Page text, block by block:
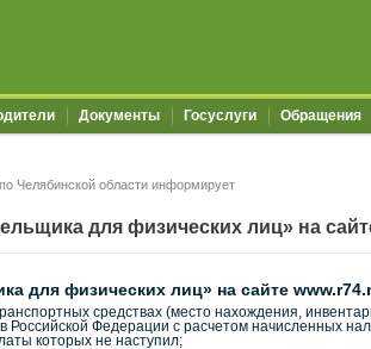
Документы Госуслуги Обращения
Челябинской области информирует
для физических лиц» на
для физических лиц» на сайте
средствах (место нахождения,
Российской Федерации с расчетом начисленных
которых не наступил;